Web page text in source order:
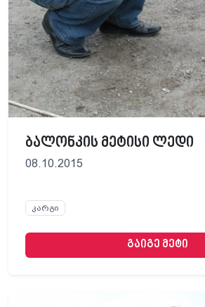
ბალონკის მეტისი ლედი
08.10.2015
კარგი
გაიგე მეტი